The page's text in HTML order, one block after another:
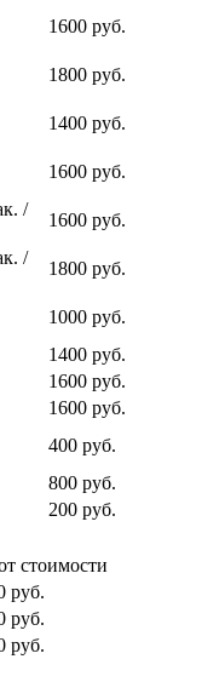
1600 руб.
1800 руб.
1400 руб.
1600 руб.
/
1600 руб.
/
1800 руб.
1000 руб.
1400 руб.
1600 руб.
1600 руб.
400 руб.
800 руб.
200 руб.
стоимости
руб.
руб.
руб.